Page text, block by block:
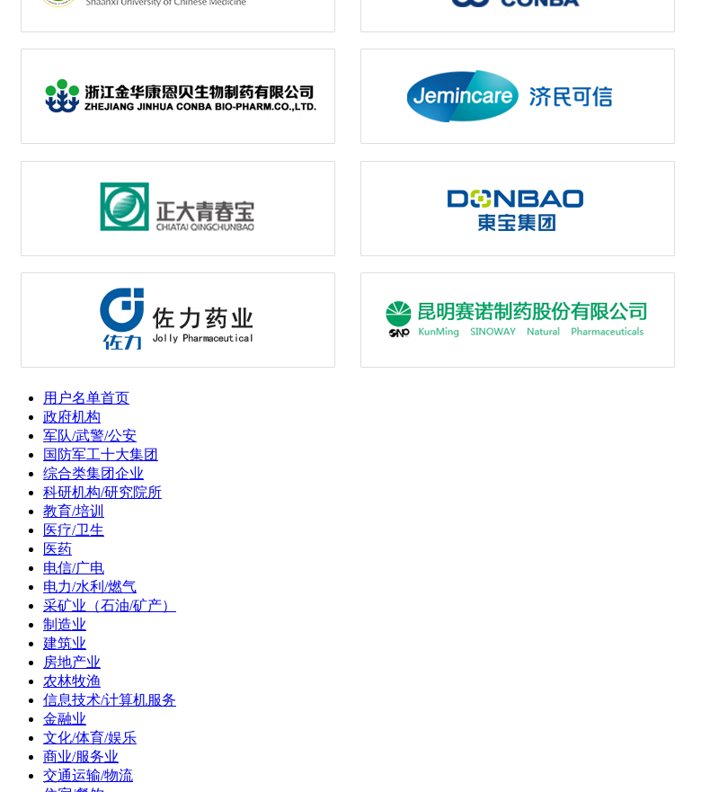
用户名单首页
政府机构
军队/武警/公安
国防军工十大集团
综合类集团企业
科研机构/研究院所
教育/培训
医疗/卫生
医药
电信/广电
电力/水利/燃气
采矿业（石油/矿产）
制造业
建筑业
房地产业
农林牧渔
信息技术/计算机服务
金融业
文化/体育/娱乐
商业/服务业
交通运输/物流